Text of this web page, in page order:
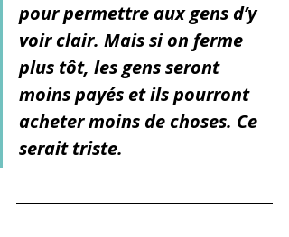
pour permettre aux gens d’y
voir clair. Mais si on ferme
plus tôt, les gens seront
moins payés et ils pourront
acheter moins de choses. Ce
serait triste.